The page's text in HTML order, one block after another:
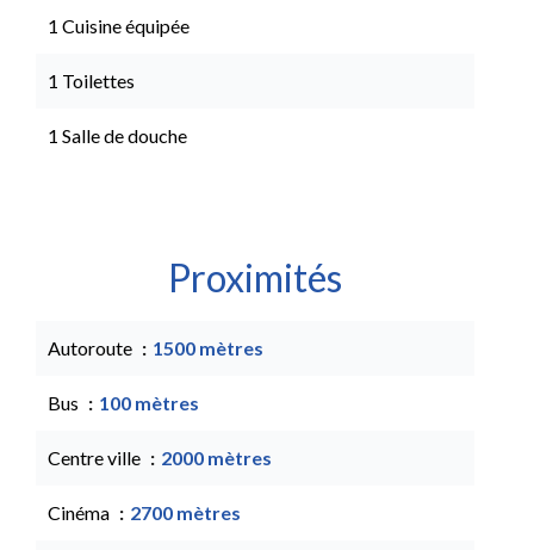
1 Cuisine équipée
1 Toilettes
1 Salle de douche
Proximités
Autoroute 1500 mètres
Bus 100 mètres
Centre ville 2000 mètres
Cinéma 2700 mètres